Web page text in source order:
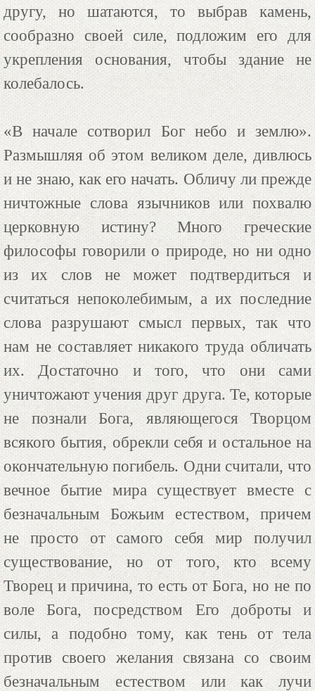
другу, но шатаются, то выбрав камень,
сообразно своей силе, подложим его для
укрепления основания, чтобы здание не
колебалось.
«В начале сотворил Бог небо и землю».
Размышляя об этом великом деле, дивлюсь
и не знаю, как его начать. Обличу ли прежде
ничтожные слова язычников или похвалю
церковную истину? Много греческие
философы говорили о природе, но ни одно
из их слов не может подтвердиться и
считаться непоколебимым, а их последние
слова разрушают смысл первых, так что
нам не составляет никакого труда обличать
их. Достаточно и того, что они сами
уничтожают учения друг друга. Те, которые
не познали Бога, являющегося Творцом
всякого бытия, обрекли себя и остальное на
окончательную погибель. Одни считали, что
вечное бытие мира существует вместе с
безначальным Божьим естеством, причем
не просто от самого себя мир получил
существование, но от того, кто всему
Творец и причина, то есть от Бога, но не по
воле Бога, посредством Его доброты и
силы, а подобно тому, как тень от тела
против своего желания связана со своим
безначальным естеством или как лучи